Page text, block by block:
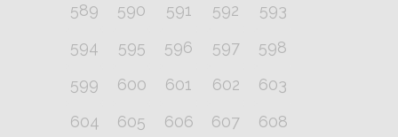
589
590 591 592
593
594
595 596 597
598
599
600 601 602
603
604
605 606 607
608